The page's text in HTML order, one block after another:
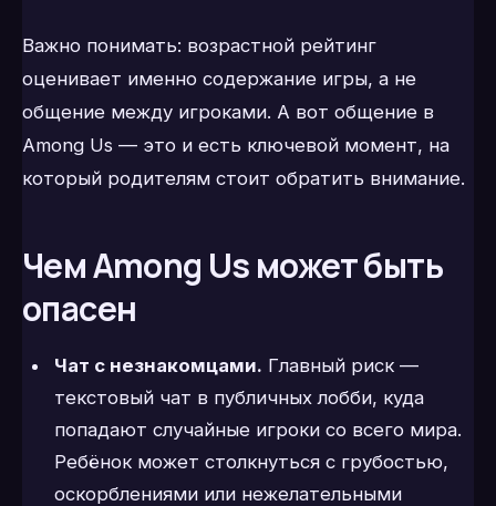
Важно понимать: возрастной рейтинг
оценивает именно содержание игры, а не
общение между игроками. А вот общение в
Among Us — это и есть ключевой момент, на
который родителям стоит обратить внимание.
Чем Among Us может быть
опасен
Чат с незнакомцами. Главный риск —
текстовый чат в публичных лобби, куда
попадают случайные игроки со всего мира.
Ребёнок может столкнуться с грубостью,
оскорблениями или нежелательными